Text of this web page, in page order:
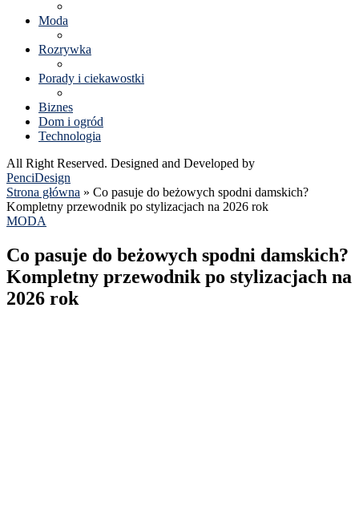
Moda
Rozrywka
Porady i ciekawostki
Biznes
Dom i ogród
Technologia
All Right Reserved. Designed and Developed by
PenciDesign
Strona główna » Co pasuje do beżowych spodni damskich?
Kompletny przewodnik po stylizacjach na 2026 rok
MODA
Co pasuje do beżowych spodni damskich?
Kompletny przewodnik po stylizacjach na
2026 rok